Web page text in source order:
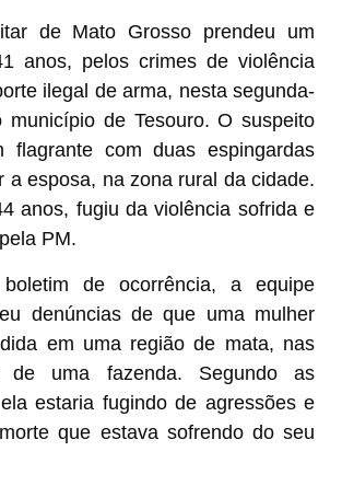
de Mato Grosso prendeu um
anos, pelos crimes de violência
ilegal de arma, nesta segunda-
município de Tesouro. O suspeito
flagrante com duas espingardas
a esposa, na zona rural da cidade.
anos, fugiu da violência sofrida e
PM.
de ocorrência, a equipe
denúncias de que uma mulher
em uma região de mata, nas
de uma fazenda. Segundo as
estaria fugindo de agressões e
que estava sofrendo do seu